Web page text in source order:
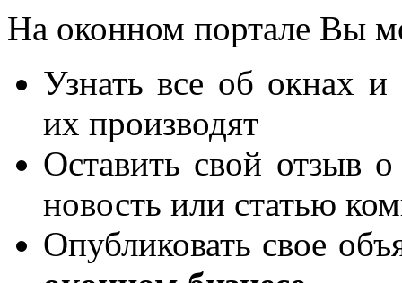
На оконном портале Вы
Узнать все об окнах и
их производят
Оставить свой отзыв
новость или статью
Опубликовать свое